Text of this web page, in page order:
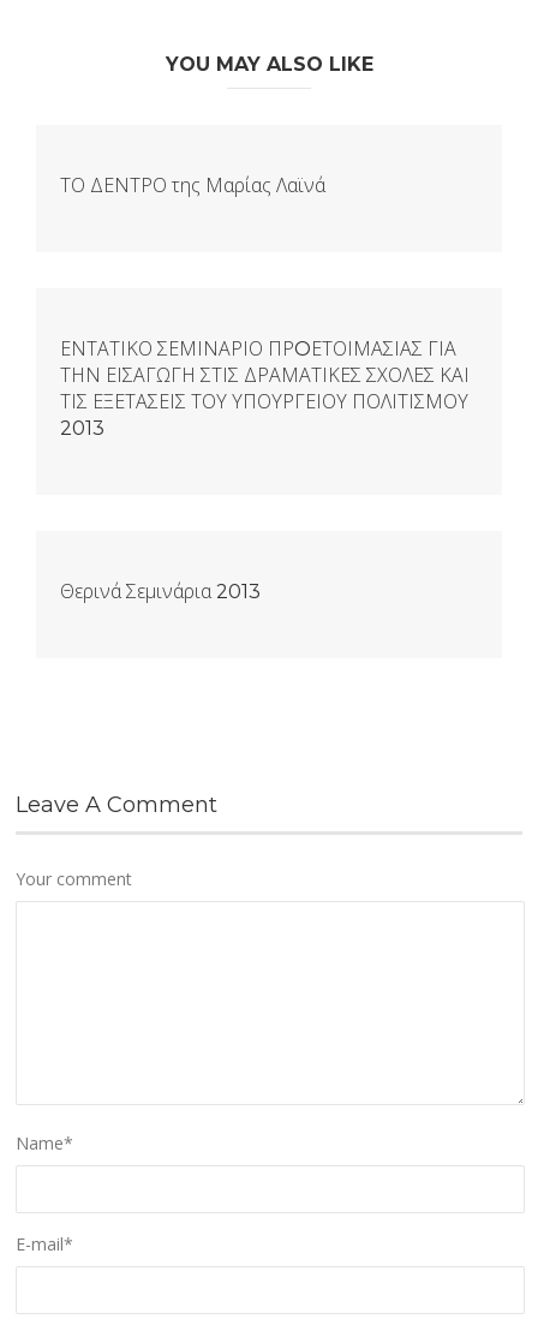
YOU MAY ALSO LIKE
ΤΟ ΔΕΝΤΡΟ της Μαρίας Λαϊνά
ΕΝΤΑΤΙΚΟ ΣΕΜΙΝΑΡΙΟ ΠΡOΕΤΟΙΜΑΣΙΑΣ ΓΙΑ
ΤΗΝ ΕΙΣΑΓΩΓΗ ΣΤΙΣ ΔΡΑΜΑΤΙΚΕΣ ΣΧΟΛΕΣ ΚΑΙ
ΤΙΣ ΕΞΕΤΑΣΕΙΣ ΤΟΥ ΥΠΟΥΡΓΕΙΟΥ ΠΟΛΙΤΙΣΜΟΥ
2013
Θερινά Σεμινάρια 2013
Leave A Comment
Your comment
Name*
E-mail*